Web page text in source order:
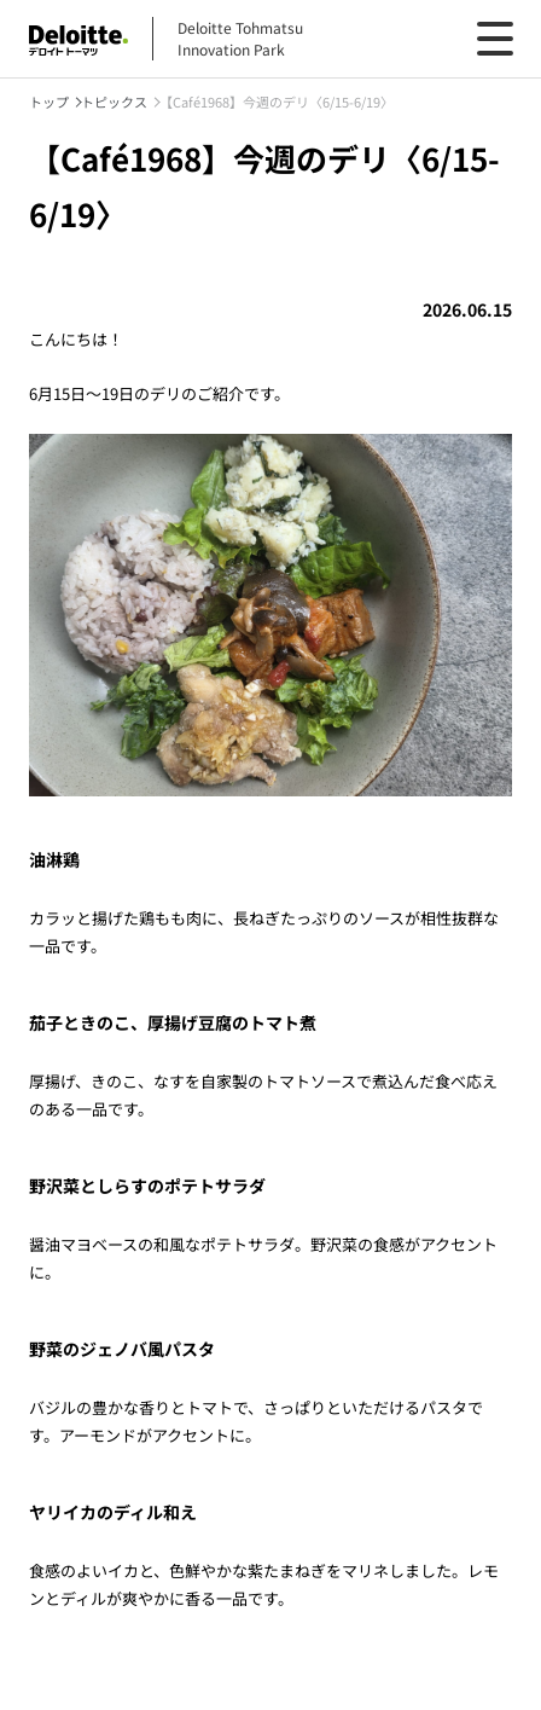
Deloitte Tohmatsu
Innovation Park
トップ トピックス 【Café1968】今週のデリ〈6/15-6/19〉
【Café1968】今週のデリ〈6/15-
6/19〉
2026.06.15
こんにちは！
6月15日～19日のデリのご紹介です。
油淋鶏
カラッと揚げた鶏もも肉に、長ねぎたっぷりのソースが相性抜群な
一品です。
茄子ときのこ、厚揚げ豆腐のトマト煮
厚揚げ、きのこ、なすを自家製のトマトソースで煮込んだ食べ応え
のある一品です。
野沢菜としらすのポテトサラダ
醤油マヨベースの和風なポテトサラダ。野沢菜の食感がアクセント
に。
野菜のジェノバ風パスタ
バジルの豊かな香りとトマトで、さっぱりといただけるパスタで
す。アーモンドがアクセントに。
ヤリイカのディル和え
食感のよいイカと、色鮮やかな紫たまねぎをマリネしました。レモ
ンとディルが爽やかに香る一品です。